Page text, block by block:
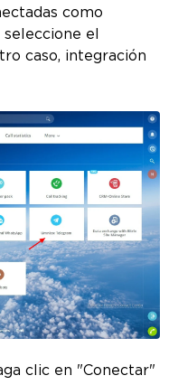
como
el
caso, integración
clic en "Conectar"